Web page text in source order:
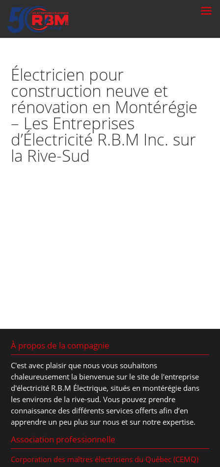
Électricien pour
construction neuve et
rénovation en Montérégie
– Les Entreprises
d’Électricité R.B.M Inc. sur
la Rive-Sud
À propos de la compagnie
C'est avec plaisir que nous vous souhaitons
chaleureusement la bienvenue sur le site de l'entreprise
d'électricité R.B.M Électrique, situés en montérégie dans
les environs de la rive-sud. Vous pouvez prendre
connaissance des différents services offerts afin d’en
apprendre un peu plus sur nous et sur notre expertise.
Association professionnelle
Corporation des maîtres électriciens du Québec (CEMQ)